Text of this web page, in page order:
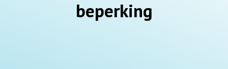
beperking